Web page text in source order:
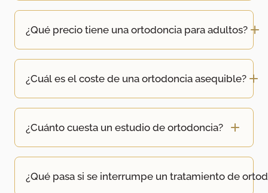
¿Qué precio tiene una ortodoncia para adultos?
¿Cuál es el coste de una ortodoncia asequible?
¿Cuánto cuesta un estudio de ortodoncia?
¿Qué pasa si se interrumpe un tratamiento de